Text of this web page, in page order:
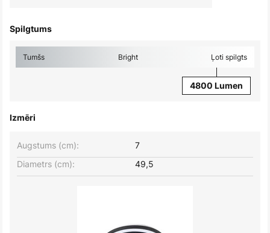
Spilgtums
Tumšs Bright Ļoti spilgts
4800 Lumen
Izmēri
Augstums (cm):
7
Diametrs (cm):
49,5